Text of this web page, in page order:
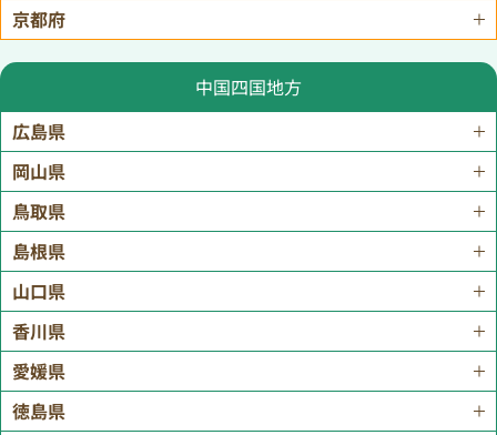
京都府
中国四国地方
広島県
岡山県
鳥取県
島根県
山口県
香川県
愛媛県
徳島県